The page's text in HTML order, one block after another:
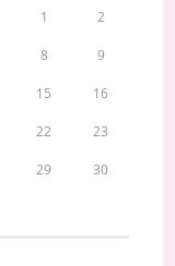
1 2
8 9
15 16
22 23
29 30